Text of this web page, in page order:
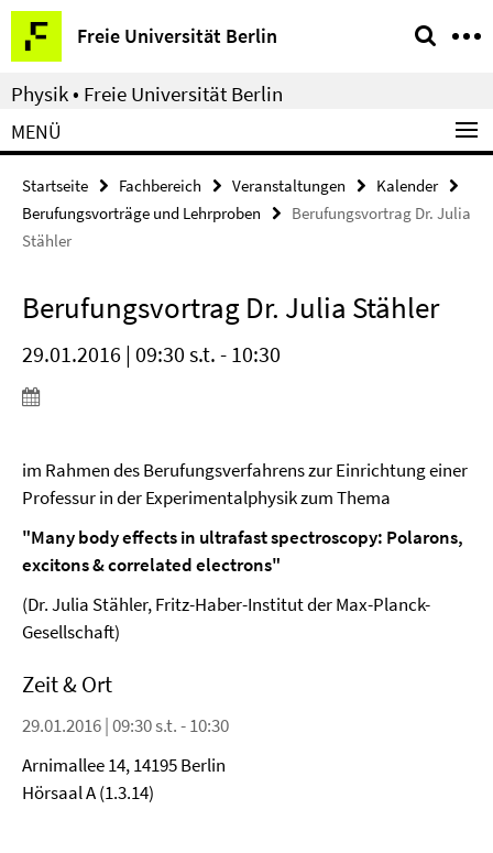
Springe
direkt
zu
Inhalt
Freie Universität Berlin
Service-
Navigation
Physik • Freie Universität Berlin
MENÜ
Startseite Fachbereich Veranstaltungen
Kalender
Berufungsvorträge und Lehrproben
Berufungsvortrag Dr. Julia
Stähler
Berufungsvortrag Dr. Julia Stähler
29.01.2016 | 09:30 s.t. - 10:30
im Rahmen des Berufungsverfahrens zur Einrichtung einer
Professur in der Experimentalphysik zum Thema
"Many body effects in ultrafast spectroscopy: Polarons,
excitons & correlated electrons"
(Dr. Julia Stähler, Fritz-Haber-Institut der Max-Planck-
Gesellschaft)
Zeit & Ort
29.01.2016 | 09:30 s.t. - 10:30
Arnimallee 14, 14195 Berlin
Hörsaal A (1.3.14)